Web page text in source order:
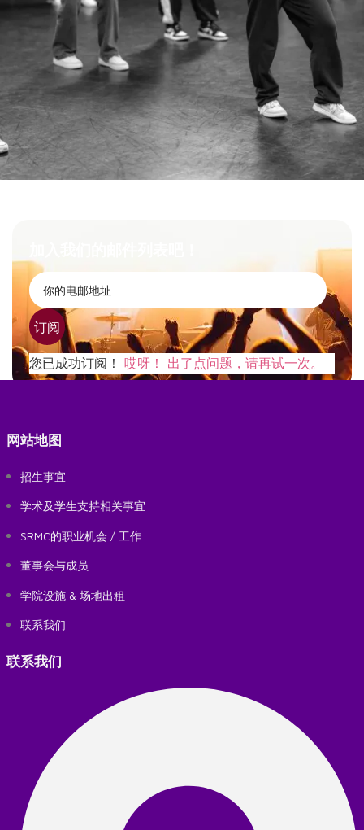
订阅
您已成功订阅！ 哎呀！ 出了点问题，请再试一次。
网站地图
招生事宜
学术及学生支持相关事宜
SRMC的职业机会 / 工作
董事会与成员
学院设施 & 场地出租
联系我们
联系我们